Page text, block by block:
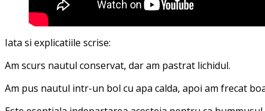
Iata si explicatiile scrise:
Am scurs nautul conservat, dar am pastrat lichidul.
Am pus nautul intr-un bol cu apa calda, apoi am frecat